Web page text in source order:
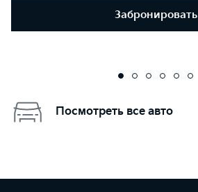
Забронировать
Посмотреть все авто